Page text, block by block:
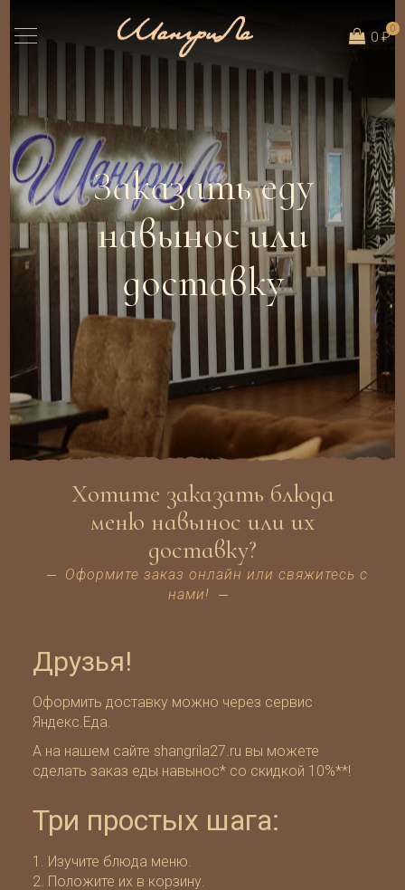
0
0 ₽
Заказать еду
навынос или
доставку
Хотите заказать блюда
меню навынос или их
доставку?
Оформите заказ онлайн или свяжитесь с
нами!
Друзья!
Оформить доставку можно через сервис
Яндекс.Еда.
А на нашем сайте shangrila27.ru вы можете
сделать заказ еды навынос* со скидкой 10%**!
Три простых шага:
Изучите блюда меню.
Положите их в корзину.